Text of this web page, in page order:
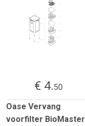
€ 4.50
Oase Vervang
voorfilter BioMaster